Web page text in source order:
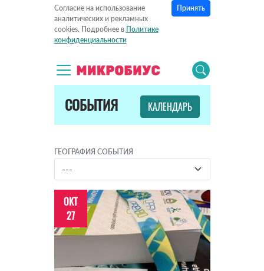
Согласие на использование
аналитических и рекламных
cookies. Подробнее в Политике
конфиденциальности
Принять
СОБЫТИЯ КАЛЕНДАРЬ
ГЕОГРАФИЯ СОБЫТИЯ
ОКТ
27